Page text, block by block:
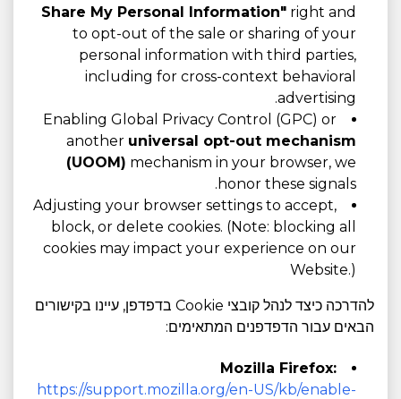
Share My Personal Information" right and
to opt-out of the sale or sharing of your
personal information with third parties,
including for cross-context behavioral
advertising.
Enabling Global Privacy Control (GPC) or
another universal opt-out mechanism
(UOOM) mechanism in your browser, we
honor these signals.
Adjusting your browser settings to accept,
block, or delete cookies. (Note: blocking all
cookies may impact your experience on our
Website.)
להדרכה כיצד לנהל קובצי Cookie בדפדפן, עיינו בקישורים
הבאים עבור הדפדפנים המתאימים:
Mozilla Firefox:
https://support.mozilla.org/en-US/kb/enable-